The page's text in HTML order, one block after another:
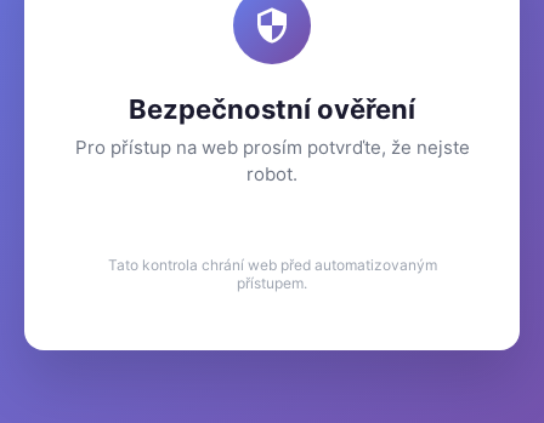
Bezpečnostní ověření
Pro přístup na web prosím potvrďte, že nejste
robot.
Tato kontrola chrání web před automatizovaným
přístupem.